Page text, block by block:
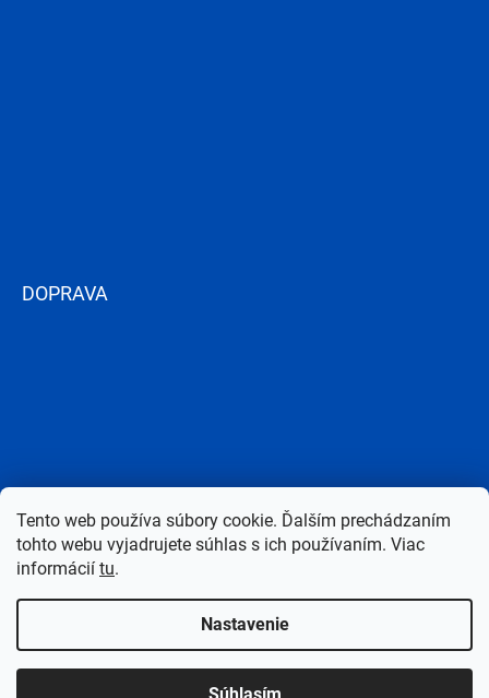
Tento web používa súbory cookie. Ďalším prechádzaním
tohto webu vyjadrujete súhlas s ich používaním. Viac
informácií tu.
Nastavenie
DOPRAVA
Copyright 2026
Upraviť